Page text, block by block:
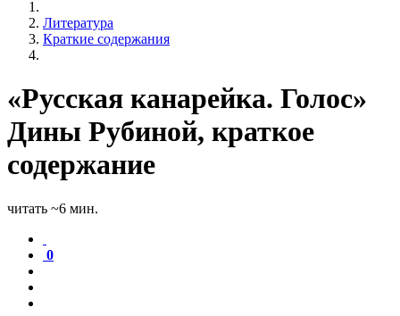
Литература
Краткие содержания
«Русская канарейка. Голос»
Дины Рубиной, краткое
содержание
читать ~6 мин.
0